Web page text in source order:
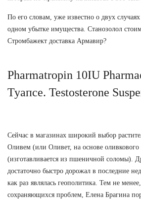
По его словам, уже известно о двух
одном убытке имущества. Станозолол
Стромбажект доставка Армавир?
Pharmatropin 10IU
Туапсе. Testosterone
Сейчас в магазинах широкий выбор
Оливем (или Оливет, на основе оливкового
(изготавливается из пшеничной соломы).
достаточно быстро дорожал в последние
как раз являлась геополитика. Тем не
сохраняющихся проблем, Елена Брагина